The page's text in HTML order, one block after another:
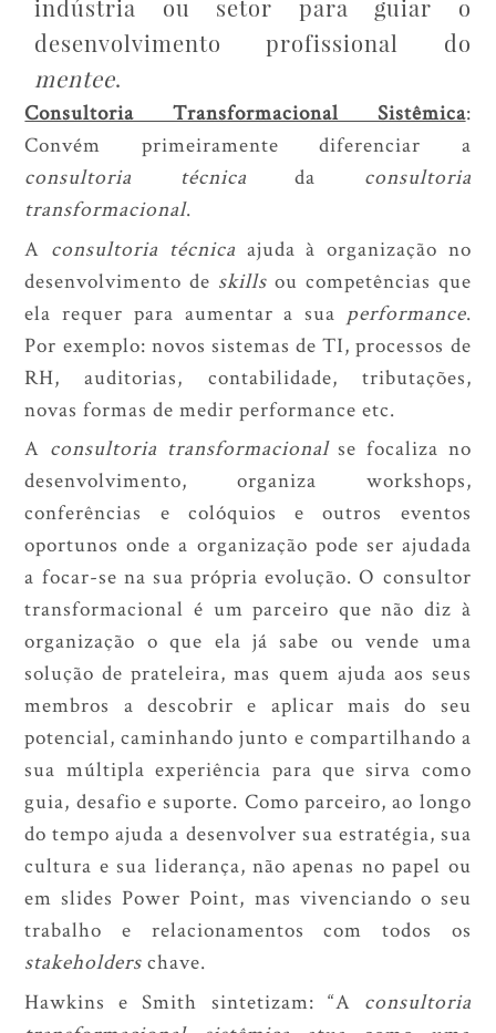
indústria ou setor para guiar o
desenvolvimento profissional do
mentee.
Consultoria Transformacional Sistêmica:
Convém primeiramente diferenciar a
consultoria técnica da consultoria
transformacional.
A consultoria técnica ajuda à organização no
desenvolvimento de skills ou competências que
ela requer para aumentar a sua performance.
Por exemplo: novos sistemas de TI, processos de
RH, auditorias, contabilidade, tributações,
novas formas de medir performance etc.
A consultoria transformacionalse focaliza no
desenvolvimento, organiza workshops,
conferências e colóquios e outros eventos
oportunos onde a organização pode ser ajudada
a focar-se na sua própria evolução. O consultor
transformacional é um parceiro que não diz à
organização o que ela já sabe ou vende uma
solução de prateleira, mas quem ajuda aos seus
membros a descobrir e aplicar mais do seu
potencial, caminhando junto e compartilhando a
sua múltipla experiência para que sirva como
guia, desafio e suporte. Como parceiro, ao longo
do tempo ajuda a desenvolver sua estratégia, sua
cultura e sua liderança, não apenas no papel ou
em slides Power Point, mas vivenciando o seu
trabalho e relacionamentos com todos os
stakeholderschave.
Hawkins e Smith sintetizam: “A consultoria